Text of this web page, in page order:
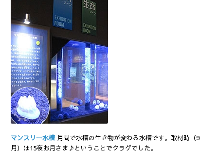
マンスリー水槽 月間で水槽の生き物が変わる水槽です。取材時（9
月）は15夜お月さま♪ということでクラゲでした。